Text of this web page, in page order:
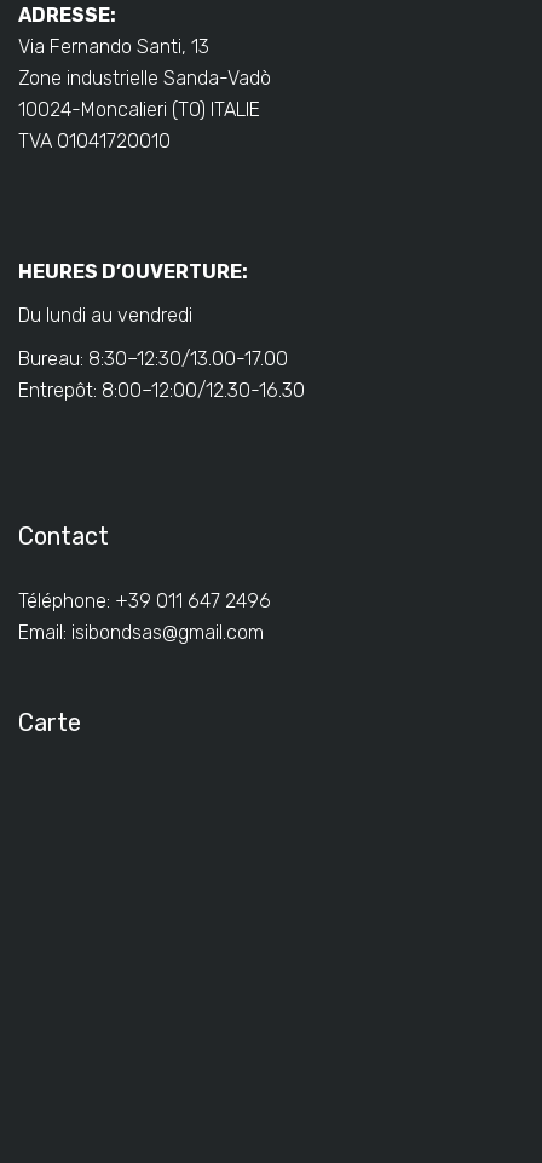
ADRESSE:
Via Fernando Santi, 13
Zone industrielle Sanda-Vadò
10024-Moncalieri (TO) ITALIE
TVA 01041720010
HEURES D’OUVERTURE:
Du lundi au vendredi
Bureau: 8:30–12:30/13.00-17.00
Entrepôt: 8:00–12:00/12.30-16.30
Contact
Téléphone: +39 011 647 2496
Email: isibondsas@gmail.com
Carte